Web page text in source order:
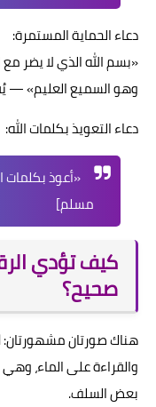
دعاء الحماية المستمرة:
«بسم الله الذي لا يضر
وهو السميع العليم» — يُقرأ 3 مرات صباحاً ومساءً [صححه
دعاء التعويذ بكلمات الله:
«أعوذ بكلمات
مسلم]
كيف تؤدي
صحيح؟
هناك صورتان مشهورتان:
والقراءة على الماء،
بعض السلف.